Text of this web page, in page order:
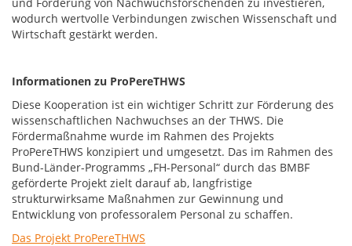
wodurch wertvolle Verbindungen zwischen Wissenschaft und
Wirtschaft gestärkt werden.
Informationen zu ProPereTHWS
Diese Kooperation ist ein wichtiger Schritt zur Förderung des
wissenschaftlichen Nachwuchses an der THWS. Die
Fördermaßnahme wurde im Rahmen des Projekts
ProPereTHWS konzipiert und umgesetzt. Das im Rahmen des
Bund-Länder-Programms „FH-Personal“ durch das BMBF
geförderte Projekt zielt darauf ab, langfristige
strukturwirksame Maßnahmen zur Gewinnung und
Entwicklung von professoralem Personal zu schaffen.
Das Projekt ProPereTHWS